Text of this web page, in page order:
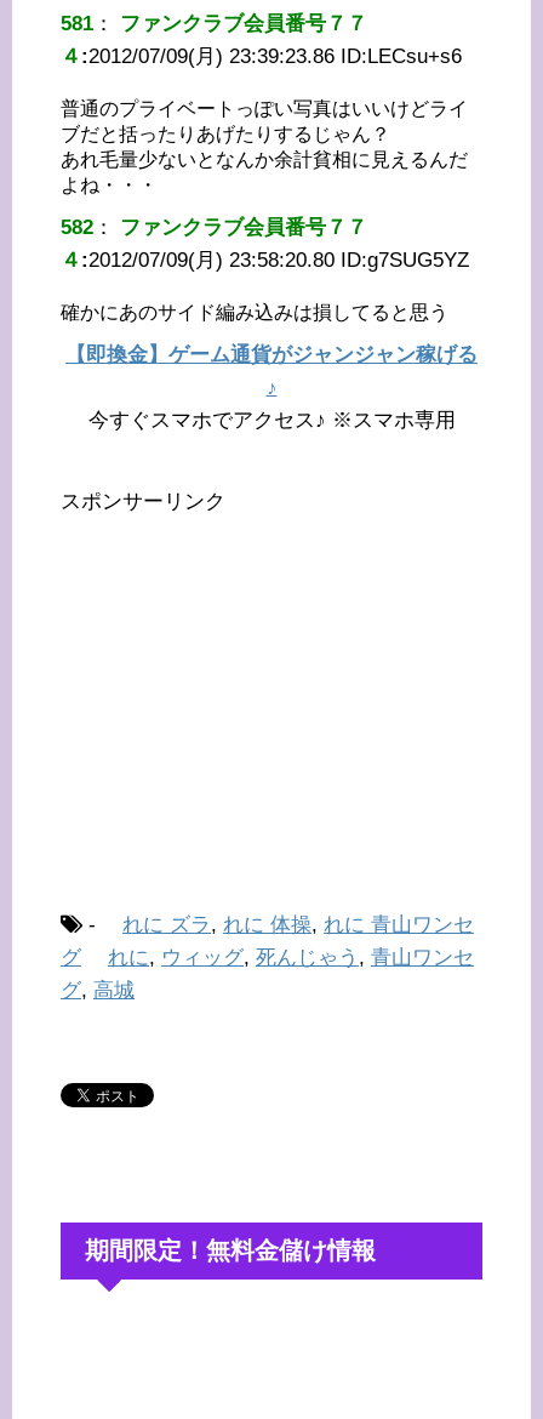
581 ： ファンクラブ会員番号７７
４ :2012/07/09(月) 23:39:23.86 ID:LECsu+s6
普通のプライベートっぽい写真はいいけどライ
ブだと括ったりあげたりするじゃん？
あれ毛量少ないとなんか余計貧相に見えるんだ
よね・・・
582 ： ファンクラブ会員番号７７
４ :2012/07/09(月) 23:58:20.80 ID:g7SUG5YZ
確かにあのサイド編み込みは損してると思う
【即換金】ゲーム通貨がジャンジャン稼げる
♪
今すぐスマホでアクセス♪ ※スマホ専用
スポンサーリンク
- れに ズラ , れに 体操, れに 青山ワンセ
グ
れに, ウィッグ, 死んじゃう , 青山ワンセ
グ, 高城
期間限定！無料金儲け情報